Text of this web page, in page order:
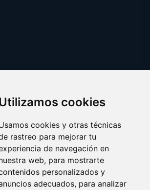
cookies
cookies y otras técnicas
rastreo para mejorar tu
de navegación en
web, para mostrarte
personalizados y
adecuados, para analizar
cookies preferences
© 2025 vinosexcelentes.com